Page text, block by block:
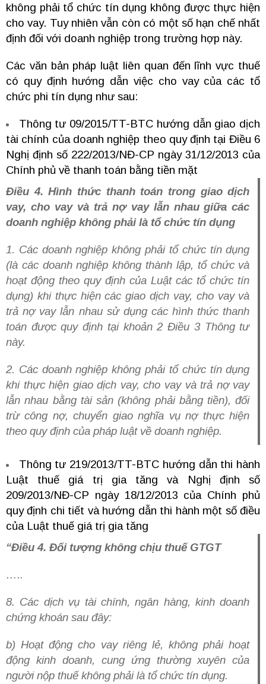
không phải tổ chức tín dụng không được thực hiện
cho vay. Tuy nhiên vẫn còn có một số hạn chế nhất
định đối với doanh nghiệp trong trường hợp này.
Các văn bản pháp luật liên quan đến lĩnh vực thuế
có quy định hướng dẫn việc cho vay của các tổ
chức phi tín dụng như sau:
Thông tư 09/2015/TT-BTC hướng dẫn giao dịch
tài chính của doanh nghiệp theo quy định tại Điều 6
Nghị định số 222/2013/NĐ-CP ngày 31/12/2013 của
Chính phủ về thanh toán bằng tiền mặt
Điều 4. Hình thức thanh toán trong giao dịch
vay, cho vay và trả nợ vay lẫn nhau giữa các
doanh nghiệp không phải là tổ chức tín dụng
1. Các doanh nghiệp không phải tổ chức tín dụng
(là các doanh nghiệp không thành lập, tổ chức và
hoạt động theo quy định của Luật các tổ chức tín
dụng) khi thực hiện các giao dịch vay, cho vay và
trả nợ vay lẫn nhau sử dụng các hình thức thanh
toán được quy định tại khoản 2 Điều 3 Thông tư
này.
2. Các doanh nghiệp không phải tổ chức tín dụng
khi thực hiện giao dịch vay, cho vay và trả nợ vay
lẫn nhau bằng tài sản (không phải bằng tiền), đối
trừ công nợ, chuyển giao nghĩa vụ nợ thực hiện
theo quy định của pháp luật về doanh nghiệp.
Thông tư 219/2013/TT-BTC hướng dẫn thi hành
Luật thuế giá trị gia tăng và Nghị định số
209/2013/NĐ-CP ngày 18/12/2013 của Chính phủ
quy định chi tiết và hướng dẫn thi hành một số điều
của Luật thuế giá trị gia tăng
“Điều 4. Đối tượng không chịu thuế GTGT
…..
8. Các dịch vụ tài chính, ngân hàng, kinh doanh
chứng khoán sau đây:
b) Hoạt động cho vay riêng lẻ, không phải hoạt
động kinh doanh, cung ứng thường xuyên của
người nộp thuế không phải là tổ chức tín dụng.